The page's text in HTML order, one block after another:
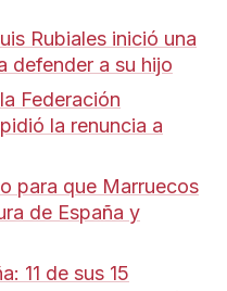
Rubiales inició una
defender a su hijo
Federación
la renuncia a
para que Marruecos
de España y
11 de sus 15